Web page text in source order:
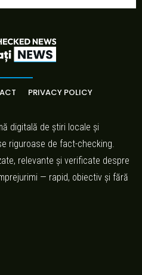
PRIVACY POLICY
digitală de știri locale și
riguroase de fact-checking.
relevante și verificate despre
— rapid, obiectiv și fără